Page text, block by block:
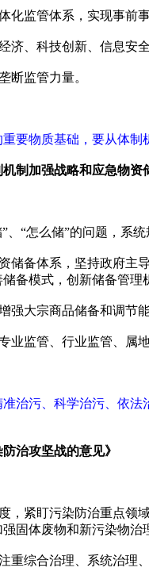
化监管体系，实现事前
济、科技创新、信息安
断监管力量。
要物质基础，要从体
制加强战略和应急物资
、“怎么储”的问题，系
储备体系，坚持政府主
备模式，创新储备管理
强大宗商品储备和调节
业监管、行业监管、属地
治污、科学治污、依
治攻坚战的意见》
，紧盯污染防治重点领
固体废物和新污染物治
重综合治理、系统治理